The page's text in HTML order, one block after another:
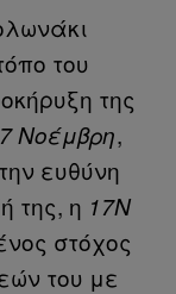
του
της
Νοέμβρη,
ευθύνη
της, η 17Ν
στόχος
του με